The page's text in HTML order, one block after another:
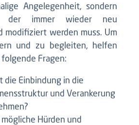
Angelegenheit, sondern
der immer wieder neu
modifiziert werden muss. Um
und zu begleiten, helfen
Fragen:
die Einbindung in die
und Verankerung
mögliche Hürden und